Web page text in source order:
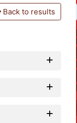
Back to results